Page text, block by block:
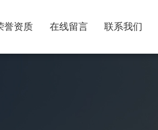
誉资质 在线留言 联系我们